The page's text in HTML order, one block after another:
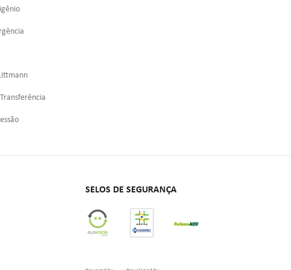
SELOS DE SEGURANÇA